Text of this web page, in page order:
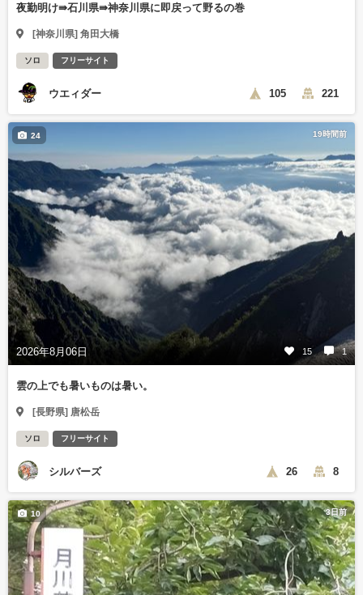
夜勤明け⇛石川県⇛神奈川県に即戻って野るの巻
[神奈川県] 角田大橋
ソロ フリーサイト
ウエィダー 105 221
19時間前
2026年8月06日 15 1
24
雲の上でも暑いものは暑い。
[長野県] 唐松岳
ソロ フリーサイト
シルバーズ 26 8
3日前
10